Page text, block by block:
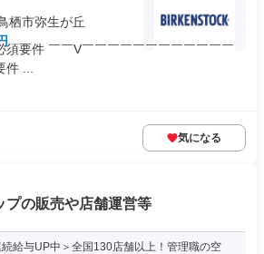
栖市弥生が丘
須要件 ￣￣V￣￣￣￣￣￣￣￣￣￣￣￣
...
気になる
プの販売や店舗運営等
続給与UP中＞全国130店舗以上！管理職の空